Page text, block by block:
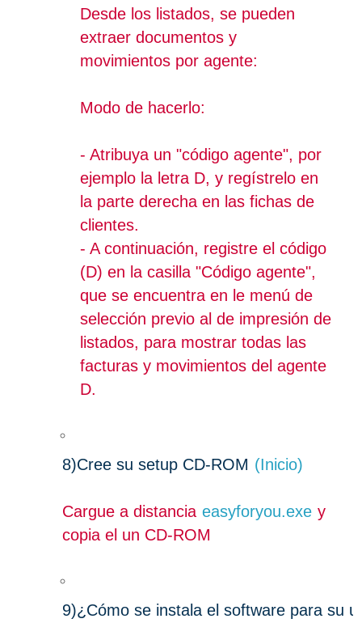
Desde los listados, se pueden
extraer documentos y
movimientos por agente:
Modo de hacerlo:
- Atribuya un "código agente", por
ejemplo la letra D, y regístrelo en
la parte derecha en las fichas de
clientes.
- A continuación, registre el código
(D) en la casilla "Código agente",
que se encuentra en le menú de
selección previo al de impresión de
listados, para mostrar todas las
facturas y movimientos del agente
D.
8)Cree su setup CD-ROM (Inicio)
Cargue a distancia easyforyou.exe y
copia el un CD-ROM
9)¿Cómo se instala el software para su